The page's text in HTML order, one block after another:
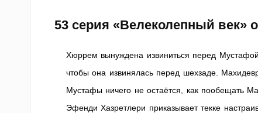
53 серия «Велеколепный век»
Хюррем вынуждена извиниться перед
чтобы она извинялась перед шехзаде.
Мустафы ничего не остаётся, как пообещать
Эфенди Хазретлери приказывает текке